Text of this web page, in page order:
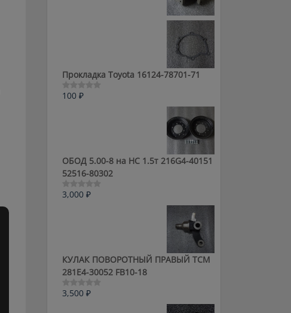
Прокладка Toyota 16124-78701-71
Оценка
100 ₽
ОБОД 5.00-8 на HC 1.5т 216G4-40151
52516-80302
Оценка
3,000 ₽
КУЛАК ПОВОРОТНЫЙ ПРАВЫЙ ТСМ
281E4-30052 FB10-18
Оценка
3,500 ₽